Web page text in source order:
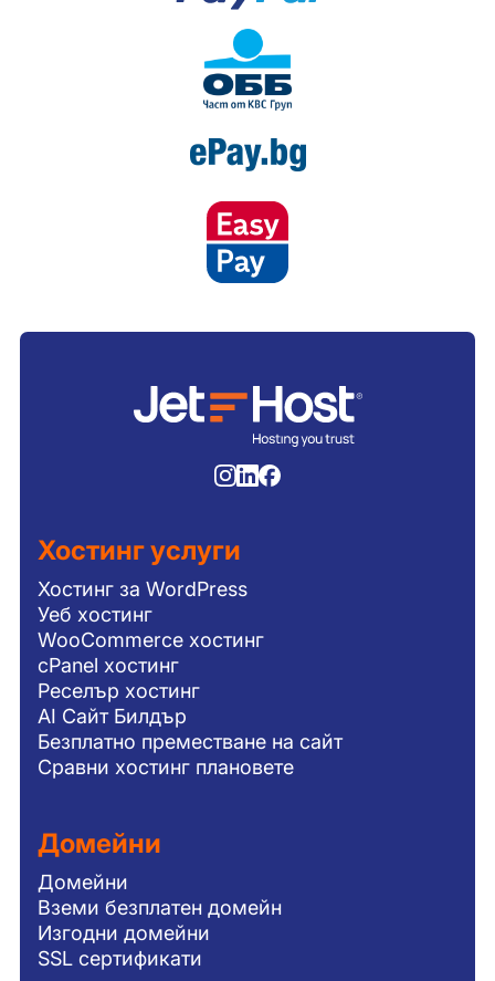
Хостинг услуги
Хостинг за WordPress
Уеб хостинг
WooCommerce хостинг
cPanel хостинг
Реселър хостинг
AI Сайт Билдър
Безплатно преместване на сайт
Сравни хостинг плановете
Домейни
Домейни
Вземи безплатен домейн
Изгодни домейни
SSL сертификати